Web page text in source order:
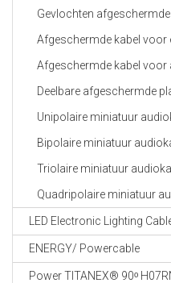
Gevlochten
Afgeschermde kabel voor
Afgeschermde kabel voor
Deelbare afgeschermde
Unipolaire miniatuur
Bipolaire miniatuur
Triolaire miniatuur
Quadripolaire miniatuur
LED Electronic Lighting
ENERGY/ Powercable
Power TITANEX® 90ᵒ